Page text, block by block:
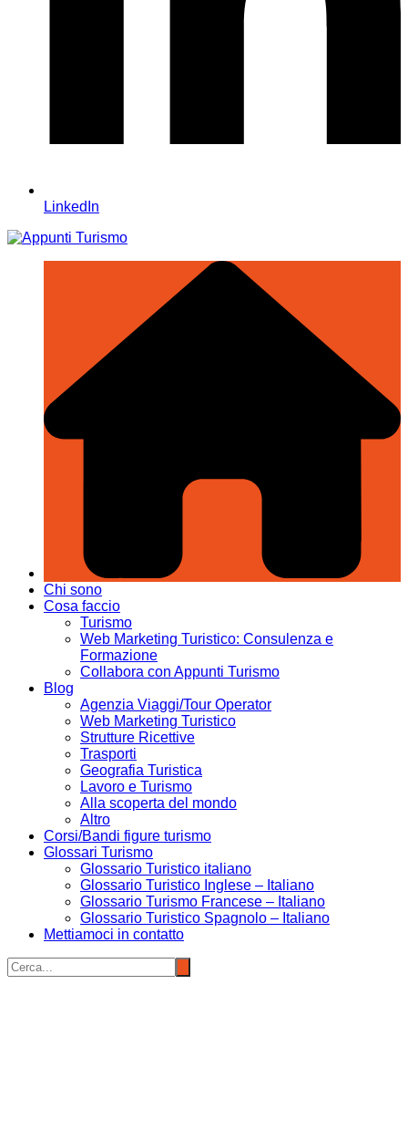
LinkedIn
Chi sono
Cosa faccio
Turismo
Web Marketing Turistico: Consulenza e
Formazione
Collabora con Appunti Turismo
Blog
Agenzia Viaggi/Tour Operator
Web Marketing Turistico
Strutture Ricettive
Trasporti
Geografia Turistica
Lavoro e Turismo
Alla scoperta del mondo
Altro
Corsi/Bandi figure turismo
Glossari Turismo
Glossario Turistico italiano
Glossario Turistico Inglese – Italiano
Glossario Turismo Francese – Italiano
Glossario Turistico Spagnolo – Italiano
Mettiamoci in contatto